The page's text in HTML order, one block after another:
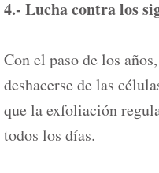
4.- Lucha contra los
Con el paso de los
deshacerse de las
que la exfoliación
todos los días.